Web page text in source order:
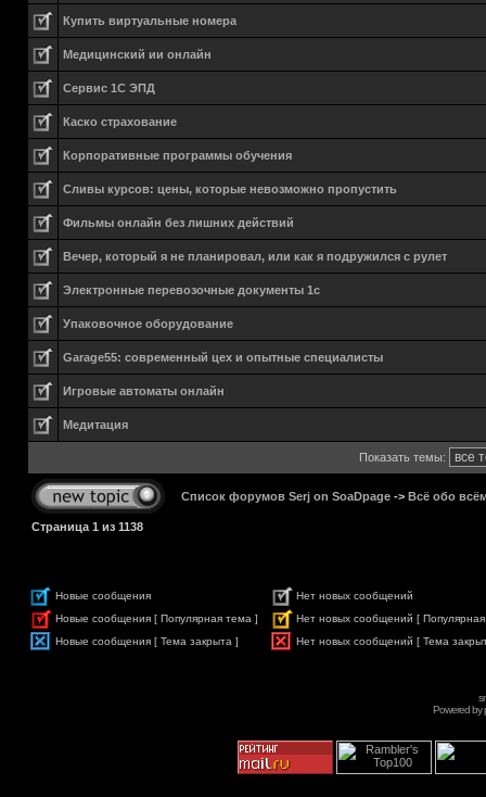
Купить виртуальные номера
Медицинский ии онлайн
Сервис 1С ЭПД
Каско страхование
Корпоративные программы обучения
Сливы курсов: цены, которые невозможно пропустить
Фильмы онлайн без лишних действий
Вечер, который я не планировал, или как я подружился с рулет
Электронные перевозочные документы 1с
Упаковочное оборудование
Garage55: современный цех и опытные специалисты
Игровые автоматы онлайн
Медитация
Показать темы:
Список форумов Serj on SoaDpage -> Всё обо
Страница 1 из 1138
Новые сообщения
Нет новых сообщений
Новые сообщения [ Популярная тема ]
Нет новых сообщений [
Новые сообщения [ Тема закрыта ]
Нет новых сообщений [ Тема
Powered by